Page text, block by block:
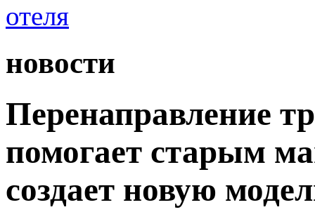
новости
Перенаправление
помогает старым
создает новую